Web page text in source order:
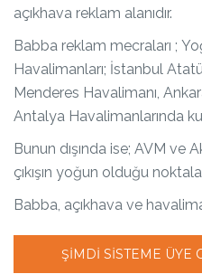
açıkhava reklam alanıdır.
Babba reklam mecraları ;
Havalimanları; İstanbul
Menderes Havalimanı,
Antalya Havalimanlarında
Bunun dışında ise; AVM ve
çıkışın yoğun olduğu
Babba, açıkhava ve
ŞIMDI SISTEME ÜYE